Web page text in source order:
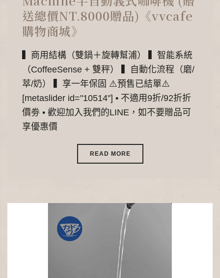
送總價NT.8000贈品)《vvcafe
購物商城》
▍商用結構（雙鍋＋旋轉幫浦） ▍智能系統
（CoffeeSense + 雙秤） ▍自動化流程（磨/
萃/奶） ▍享一年保固 ⚠️預售已結單⚠️
[metaslider id="10514"] • 不適用9折/92折折
價劵 • 歡迎加入我們的LINE，如不要贈品可
享優惠價
READ MORE